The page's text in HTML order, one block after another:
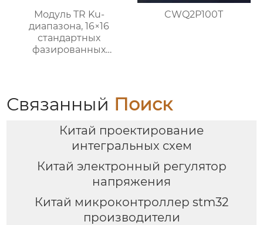
Модуль TR Ku-
диапазона, 16×16
стандартных
фазированных
CWQ2P100T
Связанный Поиск
Китай проектирование
интегральных схем
Китай электронный регулятор
напряжения
Китай микроконтроллер stm32
производители